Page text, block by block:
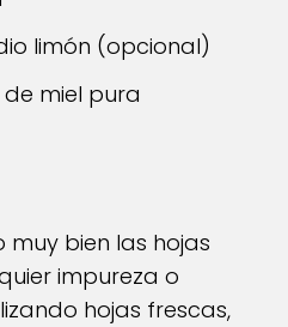
limón (opcional)
miel pura
bien las hojas
impureza o
hojas frescas,